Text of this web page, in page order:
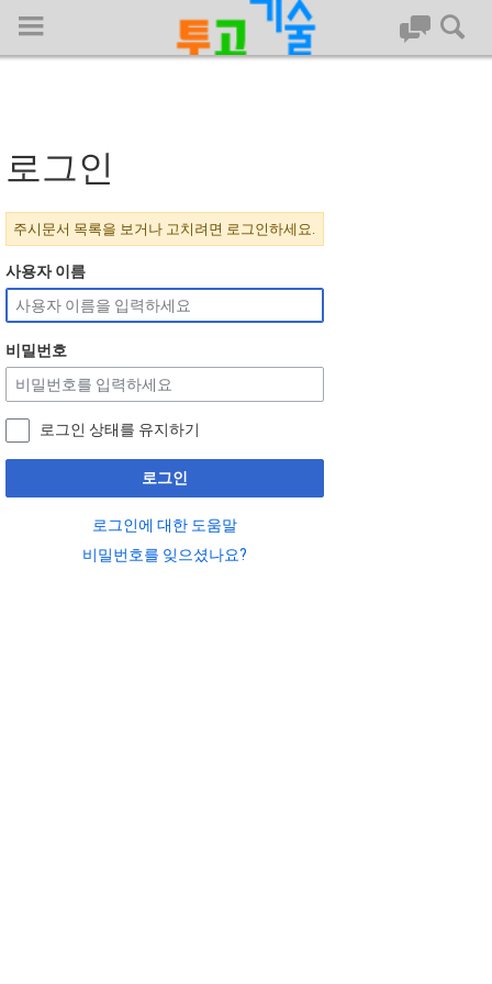
회사명 :
투고기술
전화 : 031-8065-5299 | 주소 : (16954)) 경기도 용인시 기흥구 흥덕1
로 13, B동(complex동) 1213호(영덕동,흥덕IT밸리)
COPYRIGHT (C) 투고기술 ALL RIGHTS RESEVED
투고기술 위키 저작권
로그인
주시문서 목록을 보거나 고치려면 로그인하세요.
사용자 이름
비밀번호
로그인 상태를 유지하기
로그인
로그인에 대한 도움말
비밀번호를 잊으셨나요?